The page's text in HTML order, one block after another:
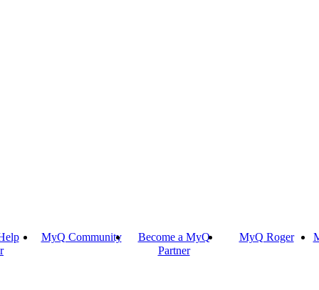
MyQ Community
Become a MyQ
Partner
MyQ Roger